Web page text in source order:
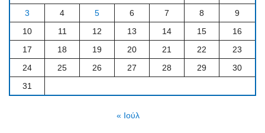
3
4 5 6 7 8
9
10
11 12 13 14 15
16
17
18 19 20 21 22
23
24
25 26 27 28 29
30
31
« Ιούλ